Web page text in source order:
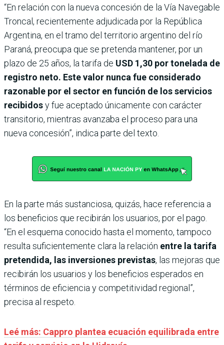
“En relación con la nueva concesión de la Vía Navegable
Troncal, recientemente adjudicada por la República
Argentina, en el tramo del territorio argentino del río
Paraná, preocupa que se pretenda mantener, por un
plazo de 25 años, la tarifa de USD 1,30 por tonelada de
registro neto. Este valor nunca fue considerado
razonable por el sector en función de los servicios
recibidosy fue aceptado únicamente con carácter
transitorio, mientras avanzaba el proceso para una
nueva concesión”, indica parte del texto.
En la parte más sustanciosa, quizás, hace referencia a
los beneficios que recibirán los usuarios, por el pago.
“En el esquema conocido hasta el momento, tampoco
resulta suficientemente clara la relación entre la tarifa
pretendida, las inversiones previstas, las mejoras que
recibirán los usuarios y los beneficios esperados en
términos de eficiencia y competitividad regional”,
precisa al respeto.
Leé más: Cappro plantea ecuación equilibrada entre